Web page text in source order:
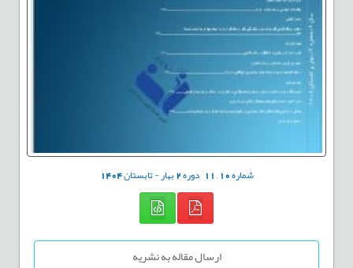
شماره10
,
11 دوره2بهار - تابستان1404
ارسال مقاله به نشریه